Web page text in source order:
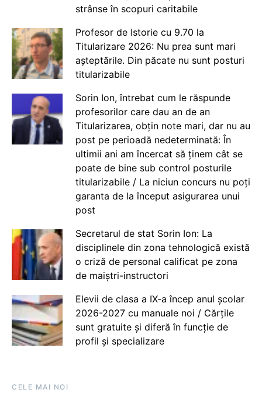
strânse în scopuri caritabile
Profesor de Istorie cu 9.70 la
Titularizare 2026: Nu prea sunt mari
așteptările. Din păcate nu sunt posturi
titularizabile
Sorin Ion, întrebat cum le răspunde
profesorilor care dau an de an
Titularizarea, obțin note mari, dar nu au
post pe perioadă nedeterminată: În
ultimii ani am încercat să ținem cât se
poate de bine sub control posturile
titularizabile / La niciun concurs nu poți
garanta de la început asigurarea unui
post
Secretarul de stat Sorin Ion: La
disciplinele din zona tehnologică există
o criză de personal calificat pe zona
de maiștri-instructori
Elevii de clasa a IX-a încep anul școlar
2026-2027 cu manuale noi / Cărțile
sunt gratuite și diferă în funcție de
profil și specializare
CELE MAI NOI